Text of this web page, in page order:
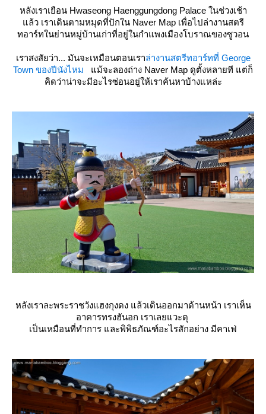
หลังเราเยือน Hwaseong Haenggungdong Palace ในช่วงเช้า
ล้ว เราเดินตามหมุดที่ปักใน Naver Map เพื่อไปล่างานสตรี
ทอาร์ทในย่านหมู่บ้านเก่าที่อยู่ในกำแพงเมืองโบราณของซูวอน
เราสงสัยว่า... มันจะเหมือนตอนเราล่างานสตรีทอาร์ทที่ George
Town ของปีนังไหม ม้จะลองถ่าง Naver Map ดูตั้งหลายที แต่ก็
คิดว่าน่าจะมีอะไรซ่อนอยู่ให้เราค้นหาบ้างแหล่ะ
หลังเราละพระราชวังแฮงกุงดง แล้วเดินออกมาด้านหน้า เราเห็น
อาคารทรงฮันอก เราเลยแวะดุ
เป็นเหมือนที่ทำการ และพิพิธภัณฑ์อะไรสักอย่าง มีคาเฟ่